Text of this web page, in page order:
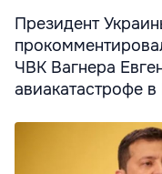
Президент
ЧВК Вагнера
авиакатастрофе